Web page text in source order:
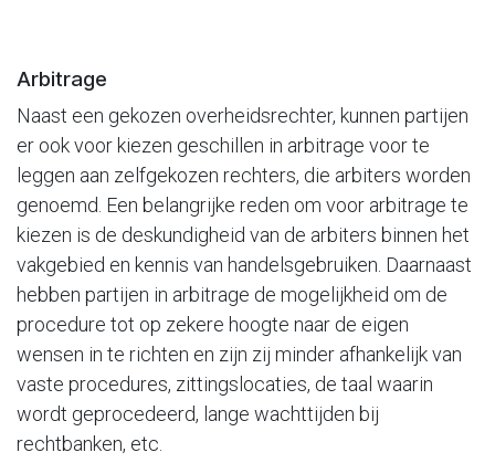
Arbitrage
Naast een gekozen overheidsrechter, kunnen partijen
er ook voor kiezen geschillen in arbitrage voor te
leggen aan zelfgekozen rechters, die arbiters worden
genoemd. Een belangrijke reden om voor arbitrage te
kiezen is de deskundigheid van de arbiters binnen het
vakgebied en kennis van handelsgebruiken. Daarnaast
hebben partijen in arbitrage de mogelijkheid om de
procedure tot op zekere hoogte naar de eigen
wensen in te richten en zijn zij minder afhankelijk van
vaste procedures, zittingslocaties, de taal waarin
wordt geprocedeerd, lange wachttijden bij
rechtbanken, etc.